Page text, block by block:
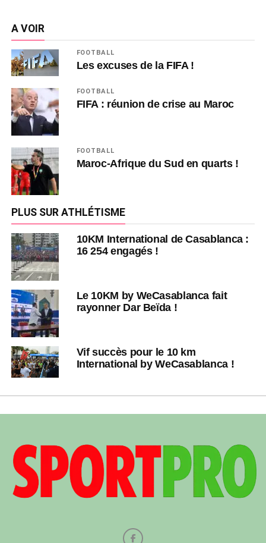
A VOIR
FOOTBALL
Les excuses de la FIFA !
FOOTBALL
FIFA : réunion de crise au Maroc
FOOTBALL
Maroc-Afrique du Sud en quarts !
PLUS SUR ATHLÉTISME
10KM International de Casablanca :
16 254 engagés !
Le 10KM by WeCasablanca fait
rayonner Dar Beïda !
Vif succès pour le 10 km
International by WeCasablanca !